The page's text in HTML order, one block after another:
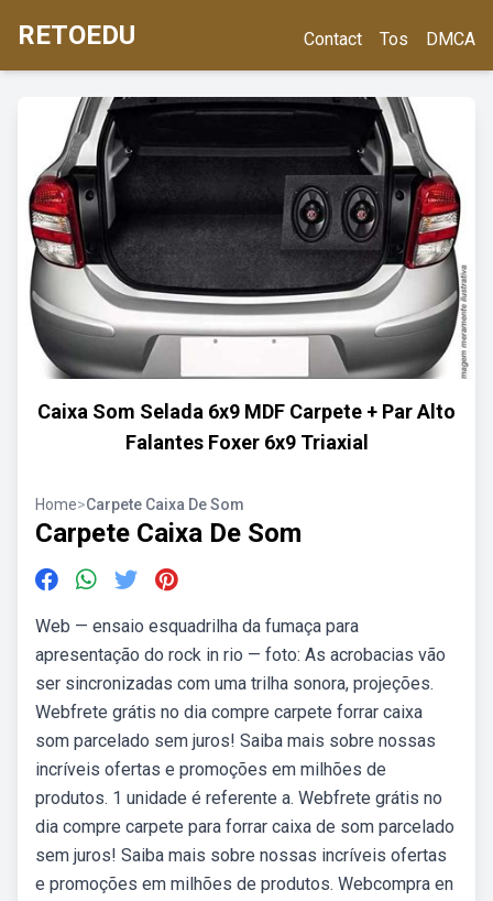
RETOEDU Contact Tos DMCA
Caixa Som Selada 6x9 MDF Carpete + Par Alto
Falantes Foxer 6x9 Triaxial
Home>Carpete Caixa De Som
Carpete Caixa De Som
Web — ensaio esquadrilha da fumaça para
apresentação do rock in rio — foto: As acrobacias vão
ser sincronizadas com uma trilha sonora, projeções.
Webfrete grátis no dia compre carpete forrar caixa
som parcelado sem juros! Saiba mais sobre nossas
incríveis ofertas e promoções em milhões de
produtos. 1 unidade é referente a. Webfrete grátis no
dia compre carpete para forrar caixa de som parcelado
sem juros! Saiba mais sobre nossas incríveis ofertas
e promoções em milhões de produtos. Webcompra en